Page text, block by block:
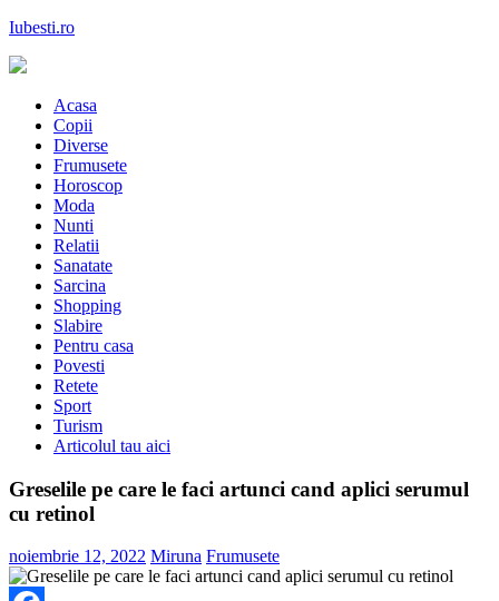
Skip
content
Iubesti.ro
astazi
Acasa
Copii
Diverse
Frumusete
Horoscop
Moda
Nunti
Relatii
Sanatate
Sarcina
Shopping
Slabire
Pentru casa
Povesti
Retete
Sport
Turism
Articolul tau aici
Greselile pe care le faci artunci cand aplici serumul
cu retinol
noiembrie 12, 2022 Miruna Frumusete